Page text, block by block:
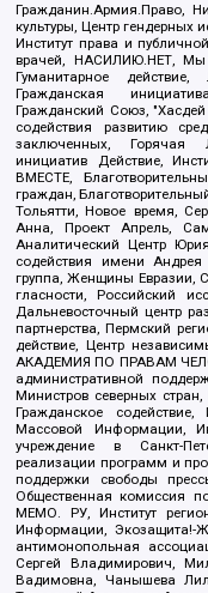
Гражданин.Армия.Право,
культуры, Центр
Институт права и
врачей, НАСИЛИЮ.НЕТ, Мы
Гуманитарное
Гражданская
Гражданский Союз,
содействия развитию
заключенных, Горячая
инициатив Действие,
ВМЕСТЕ,
граждан,
Тольятти, Новое время,
Анна, Проект Апрель,
Аналитический Центр
содействия имени
группа, Женщины Евразии,
гласности, Российский
Дальневосточный центр
партнерства, Пермский
действие, Центр
АКАДЕМИЯ ПО ПРАВАМ
административной
Министров северных
Гражданское
Массовой Информации,
учреждение в Санкт-
реализации программ и
поддержки свободы
Общественная комиссия
МЕМО. РУ, Институт
Информации, Экозащита!-
антимонопольная
Сергей Владимирович,
Вадимовна, Чанышева